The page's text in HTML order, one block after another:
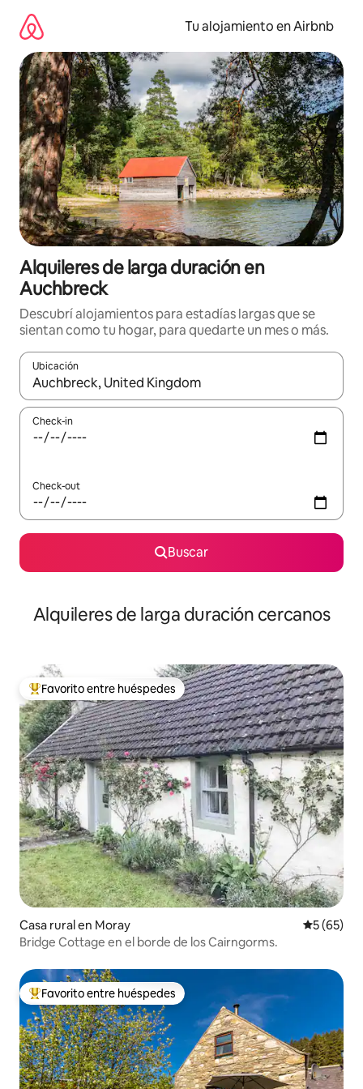
contenido
Tu alojamiento en Airbnb
Alquileres de larga duración en
Auchbreck
Descubrí alojamientos para estadías largas que se
sientan como tu hogar, para quedarte un mes o más.
Ubicación
Cuando los resultados estén disponibles, navegá con las
Check-in
Check-out
Buscar
Alquileres de larga duración cercanos
Favorito entre los huéspedes más destacados
Favorito entre huéspedes
Casa rural en Moray
5 (65)
Bridge Cottage en el borde de los Cairngorms.
Favorito entre los huéspedes más destacados
Favorito entre huéspedes